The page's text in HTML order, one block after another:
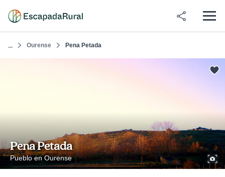
... Ourense Pena Petada
Pena Petada
Pueblo en Ourense